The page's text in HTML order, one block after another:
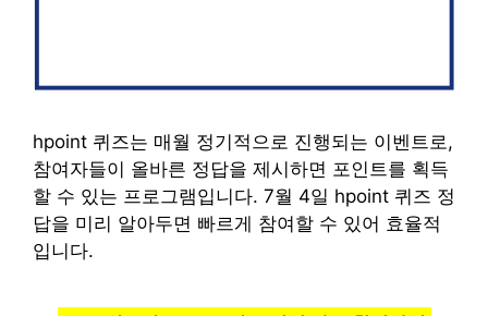
hpoint 퀴즈는 매월 정기적으로 진행되는 이벤트로,
참여자들이 올바른 정답을 제시하면 포인트를 획득
할 수 있는 프로그램입니다. 7월 4일 hpoint 퀴즈 정
답을 미리 알아두면 빠르게 참여할 수 있어 효율적
입니다.